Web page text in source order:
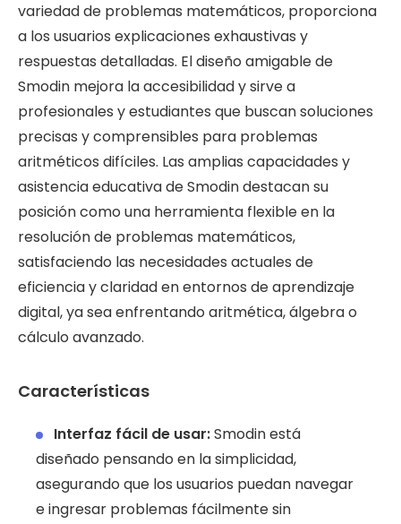
variedad de problemas matemáticos, proporciona
a los usuarios explicaciones exhaustivas y
respuestas detalladas. El diseño amigable de
Smodin mejora la accesibilidad y sirve a
profesionales y estudiantes que buscan soluciones
precisas y comprensibles para problemas
aritméticos difíciles. Las amplias capacidades y
asistencia educativa de Smodin destacan su
posición como una herramienta flexible en la
resolución de problemas matemáticos,
satisfaciendo las necesidades actuales de
eficiencia y claridad en entornos de aprendizaje
digital, ya sea enfrentando aritmética, álgebra o
cálculo avanzado.
Características
Interfaz fácil de usar:Smodin está
diseñado pensando en la simplicidad,
asegurando que los usuarios puedan navegar
e ingresar problemas fácilmente sin